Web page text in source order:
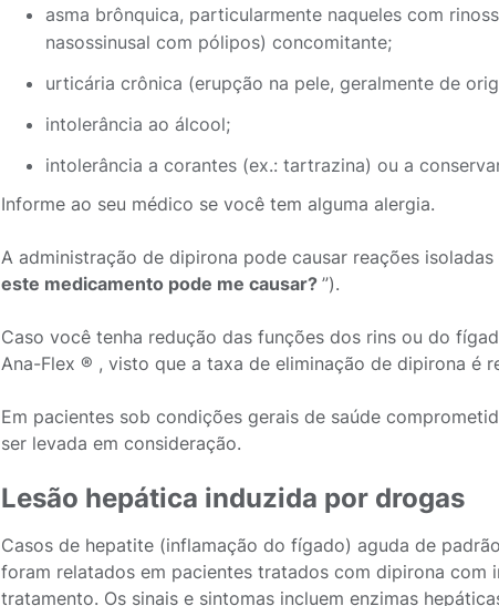
asma brônquica, particularmente naqueles com
nasossinusal com pólipos) concomitante;
urticária crônica (erupção na pele, geralmente de
intolerância ao álcool;
intolerância a corantes (ex.: tartrazina) ou a
Informe ao seu médico se você tem alguma alergia.
A administração de dipirona pode causar reações
este medicamento pode me causar? ”).
Caso você tenha redução das funções dos rins ou do
Ana-Flex ® , visto que a taxa de eliminação de dipirona é
Em pacientes sob condições gerais de saúde
ser levada em consideração.
Lesão hepática induzida por drogas
Casos de hepatite (inflamação do fígado) aguda de
foram relatados em pacientes tratados com dipirona com
tratamento. Os sinais e sintomas incluem enzimas